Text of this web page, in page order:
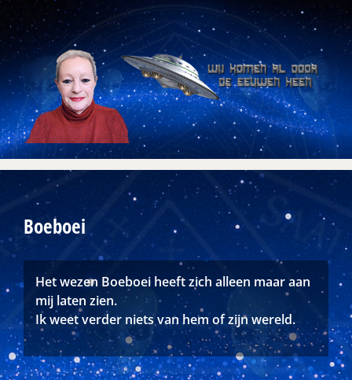
Skip
to
content
Boeboei
Het wezen Boeboei heeft zich alleen maar aan
mij laten zien.
Ik weet verder niets van hem of zijn wereld.